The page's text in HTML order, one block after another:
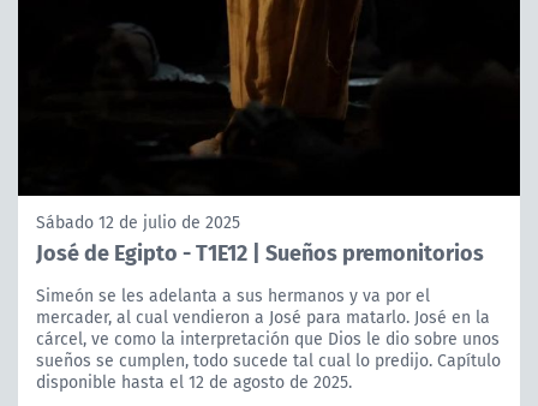
Sábado 12 de julio de 2025
José de Egipto - T1E12 | Sueños premonitorios
Simeón se les adelanta a sus hermanos y va por el
mercader, al cual vendieron a José para matarlo. José en la
cárcel, ve como la interpretación que Dios le dio sobre unos
sueños se cumplen, todo sucede tal cual lo predijo. Capítulo
disponible hasta el 12 de agosto de 2025.